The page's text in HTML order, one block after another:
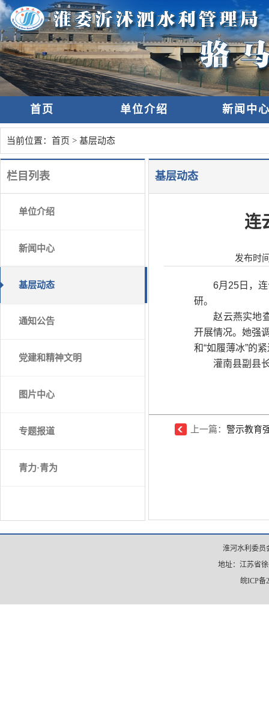
首页 单位介绍 新闻中
当前位置： 首页 > 基层动态
栏目列表
单位介绍
新闻中心
基层动态
通知公告
党建和精神文明
图片中心
专题报道
青力·青为
基层动态
连
发布时
6月25日，
研。
赵云燕实地
开展情况。她强
和“如履薄冰”的
灌南县副县
上一篇： 警示教育
淮河水利委员
地址：江苏省
皖ICP备